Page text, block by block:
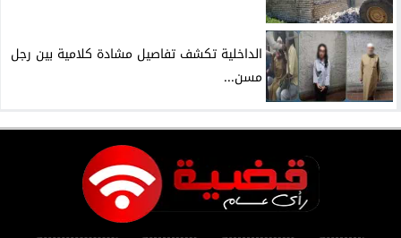
الداخلية تكشف تفاصيل مشادة كلامية بين رجل
مسن...